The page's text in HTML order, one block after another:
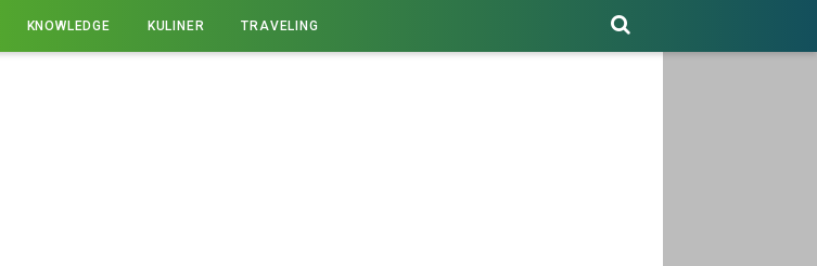
KNOWLEDGE KULINER TRAVELING